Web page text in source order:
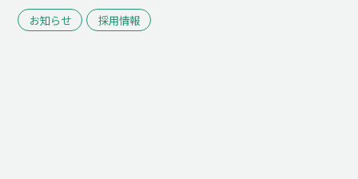
お知らせ 採用情報